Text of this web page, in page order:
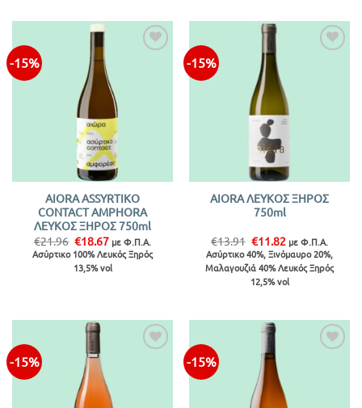
-15%
AIORA ASSYRTIKO
CONTACT AMPHORA
ΛΕΥΚΟΣ ΞΗΡΟΣ 750ml
€21.96 Original
price
was:
€21.96.
€18.67Η
τρέχουσα
τιμή
είναι:
με Φ.Π.Α.
Ασύρτικο 100% Λευκός Ξηρός
13,5% vol
-15%
AIORA ΛΕΥΚΟΣ ΞΗΡΟΣ
750ml
€13.91 Original
price
was:
€13.91.
€11.82 Η
τρέχουσα
τιμή
είναι:
€11.82.
με Φ.Π.Α.
Ασύρτικο 40%, Ξινόμαυρο 20%,
Μαλαγουζιά 40% Λευκός Ξηρός
12,5% vol
-15% -15%